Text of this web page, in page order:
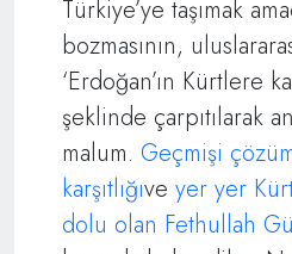
Türkiye’ye taşımak
bozmasının,
‘Erdoğan’ın Kürtlere
şeklinde çarpıtılarak
malum. Geçmişi
karşıtlığıve yer yer
dolu olan Fethullah